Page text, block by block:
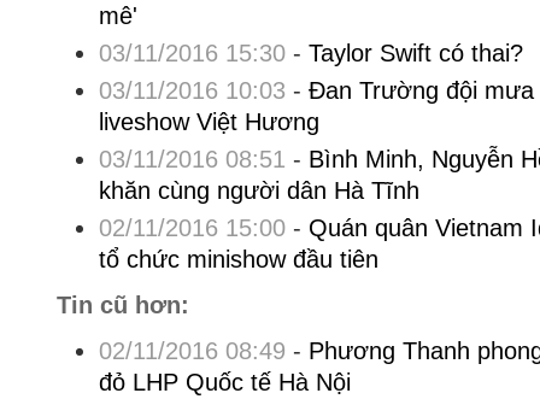
mê'
03/11/2016 15:30- Taylor Swift có thai?
03/11/2016 10:03 - Đan Trường đội mưa
liveshow Việt Hương
03/11/2016 08:51 - Bình Minh, Nguyễn
khăn cùng người dân Hà Tĩnh
02/11/2016 15:00- Quán quân Vietnam
tổ chức minishow đầu tiên
Tin cũ hơn:
02/11/2016 08:49 - Phương Thanh
đỏ LHP Quốc tế Hà Nội